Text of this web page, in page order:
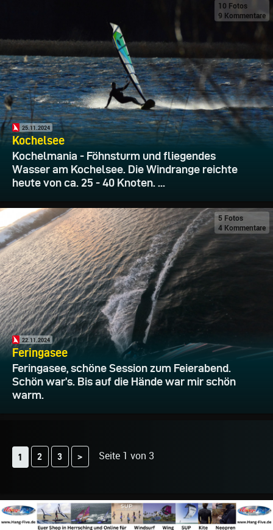
10 Fotos
9 Kommentare
25.11.2024
Kochelsee
Kochelmania - Föhnsturm und fliegendes
Wasser am Kochelsee. Die Windrange reichte
heute von ca. 25 - 40 Knoten. ...
5 Fotos
4 Kommentare
22.11.2024
Feringasee
Feringasee, schöne Session zum Feierabend.
Schön war’s. Bis auf die Hände war mir schön
warm.
1 2 3 > Seite 1 von 3